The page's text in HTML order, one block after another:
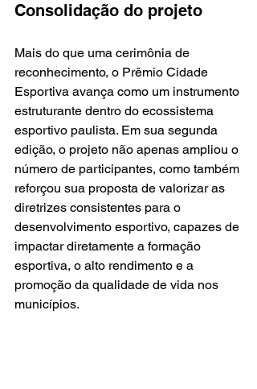
Consolidação do projeto
Mais do que uma cerimônia de
reconhecimento, o Prêmio Cidade
Esportiva avança como um instrumento
estruturante dentro do ecossistema
esportivo paulista. Em sua segunda
edição, o projeto não apenas ampliou o
número de participantes, como também
reforçou sua proposta de valorizar as
diretrizes consistentes para o
desenvolvimento esportivo, capazes de
impactar diretamente a formação
esportiva, o alto rendimento e a
promoção da qualidade de vida nos
municípios.